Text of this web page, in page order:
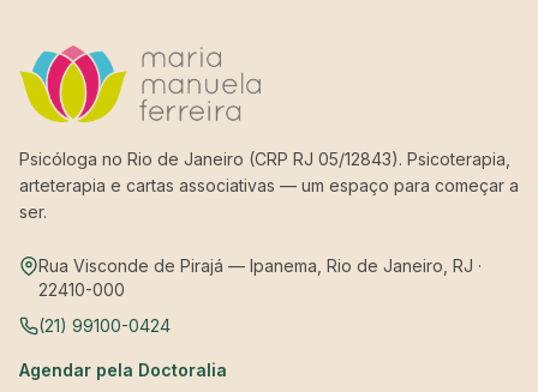
Psicóloga no Rio de Janeiro (CRP RJ 05/12843). Psicoterapia,
arteterapia e cartas associativas — um espaço para começar a
ser.
Rua Visconde de Pirajá — Ipanema, Rio de Janeiro, RJ ·
22410-000
(21) 99100-0424
Agendar pela Doctoralia